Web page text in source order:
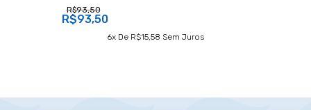
R$93,50
R$93,50
6X De R$15,58 Sem Juros